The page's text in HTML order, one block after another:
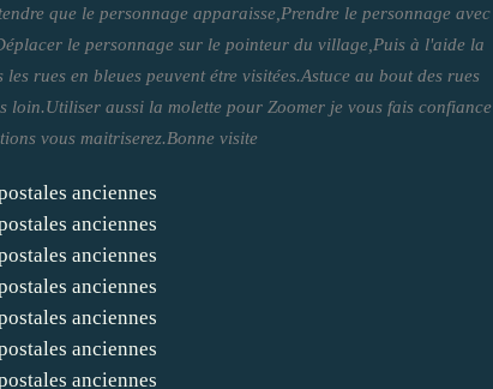
que le personnage apparaisse,Prendre le personnage avec
le personnage sur le pointeur du village,Puis à l'aide la
rues en bleues peuvent étre visitées.Astuce au bout des rues
loin.Utiliser aussi la molette pour Zoomer je vous fais confiance
vous maitriserez.Bonne visite